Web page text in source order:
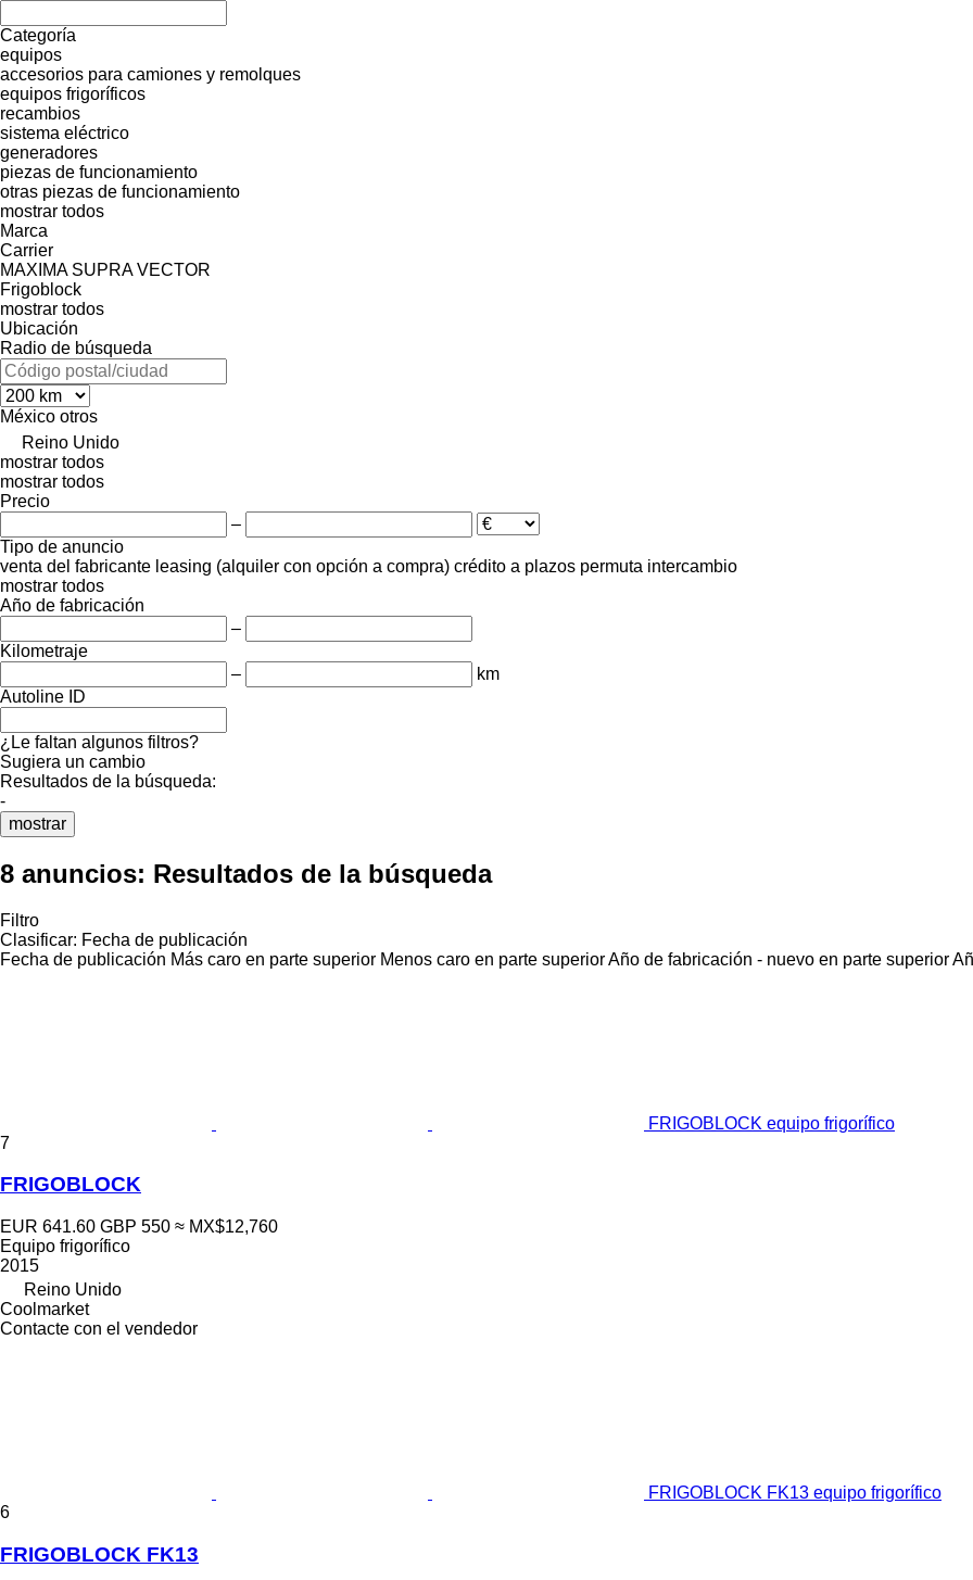
Categoría
equipos
accesorios para camiones y remolques
equipos frigoríficos
recambios
sistema eléctrico
generadores
piezas de funcionamiento
otras piezas de funcionamiento
mostrar todos
Marca
Carrier
MAXIMA SUPRA VECTOR
Frigoblock
mostrar todos
Ubicación
Radio de búsqueda
México otros
Reino Unido
mostrar todos
mostrar todos
Precio
–
Tipo de anuncio
venta del fabricante leasing (alquiler con opción a compra) crédito a plazos permuta intercambio
mostrar todos
Año de fabricación
–
Kilometraje
–
km
Autoline ID
¿Le faltan algunos filtros?
Sugiera un cambio
Resultados de la búsqueda:
-
mostrar
8 anuncios: Resultados de la búsqueda
Filtro
Clasificar: Fecha de publicación
Fecha de publicación Más caro en parte superior Menos caro en parte superiorAño de fabricación - nuevo en parte superior
FRIGOBLOCK equipo frigorífico
7
FRIGOBLOCK
EUR 641.60 GBP 550 ≈ MX$12,760
Equipo frigorífico
2015
Reino Unido
Coolmarket
Contacte con el vendedor
FRIGOBLOCK FK13 equipo frigorífico
6
FRIGOBLOCK FK13